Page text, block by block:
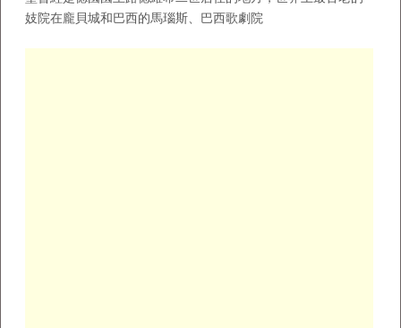
妓院在龐貝城和巴西的馬瑙斯、巴西歌劇院